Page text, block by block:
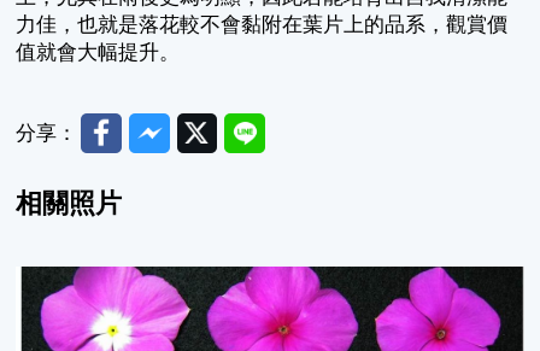
力佳，也就是落花較不會黏附在葉片上的品系，觀賞價
值就會大幅提升。
分享： FacebookMessenger
TwitterLine
相關照片